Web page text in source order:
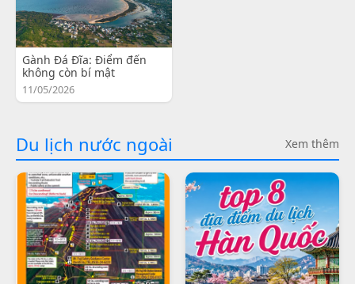
Gành Đá Đĩa: Điểm đến
không còn bí mật
11/05/2026
Du lịch nước ngoài Xem thêm